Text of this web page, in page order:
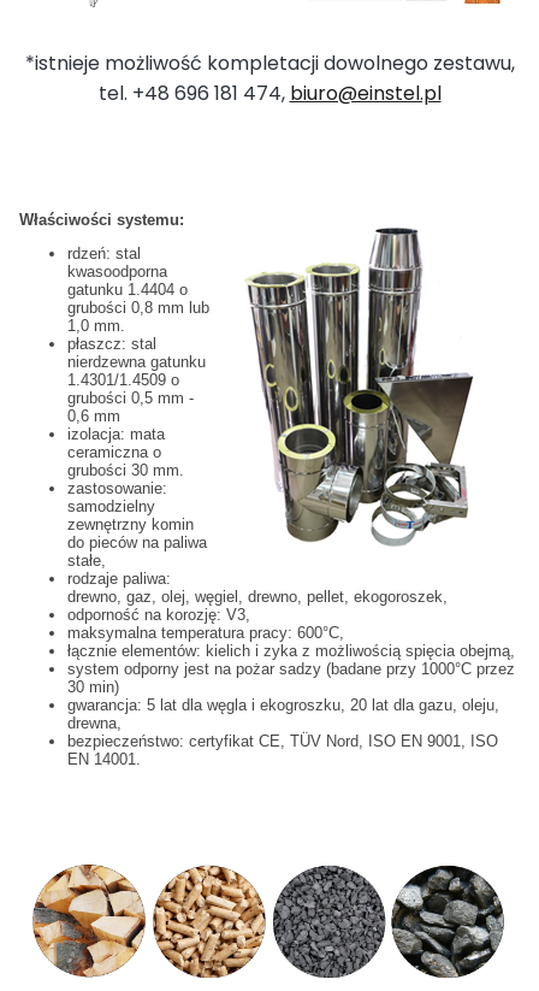
*istnieje możliwość kompletacji dowolnego zestawu,
tel. +48 696 181 474, biuro@einstel.pl
Właściwości systemu:
rdzeń: stal
kwasoodporna
gatunku 1.4404 o
grubości 0,8 mm lub
1,0 mm.
płaszcz: stal
nierdzewna gatunku
1.4301/1.4509 o
grubości 0,5 mm -
0,6 mm
izolacja: mata
ceramiczna o
grubości 30 mm.
zastosowanie:
samodzielny
zewnętrzny komin
do pieców na paliwa
stałe,
rodzaje paliwa:
drewno, gaz, olej, węgiel, drewno, pellet, ekogoroszek,
odporność na korozję: V3,
maksymalna temperatura pracy: 600°C,
łącznie elementów: kielich i zyka z możliwością spięcia obejmą,
system odporny jest na pożar sadzy (badane przy 1000°C przez
30 min)
gwarancja: 5 lat dla węgla i ekogroszku, 20 lat dla gazu, oleju,
drewna,
bezpieczeństwo: certyfikat CE, TÜV Nord, ISO EN 9001, ISO
EN 14001.